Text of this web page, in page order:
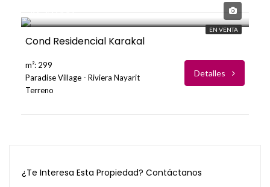
EN VENTA
Cond Residencial Karakal
m²: 299
Paradise Village - Riviera Nayarit
Terreno
Detalles
¿Te Interesa Esta Propiedad? Contáctanos